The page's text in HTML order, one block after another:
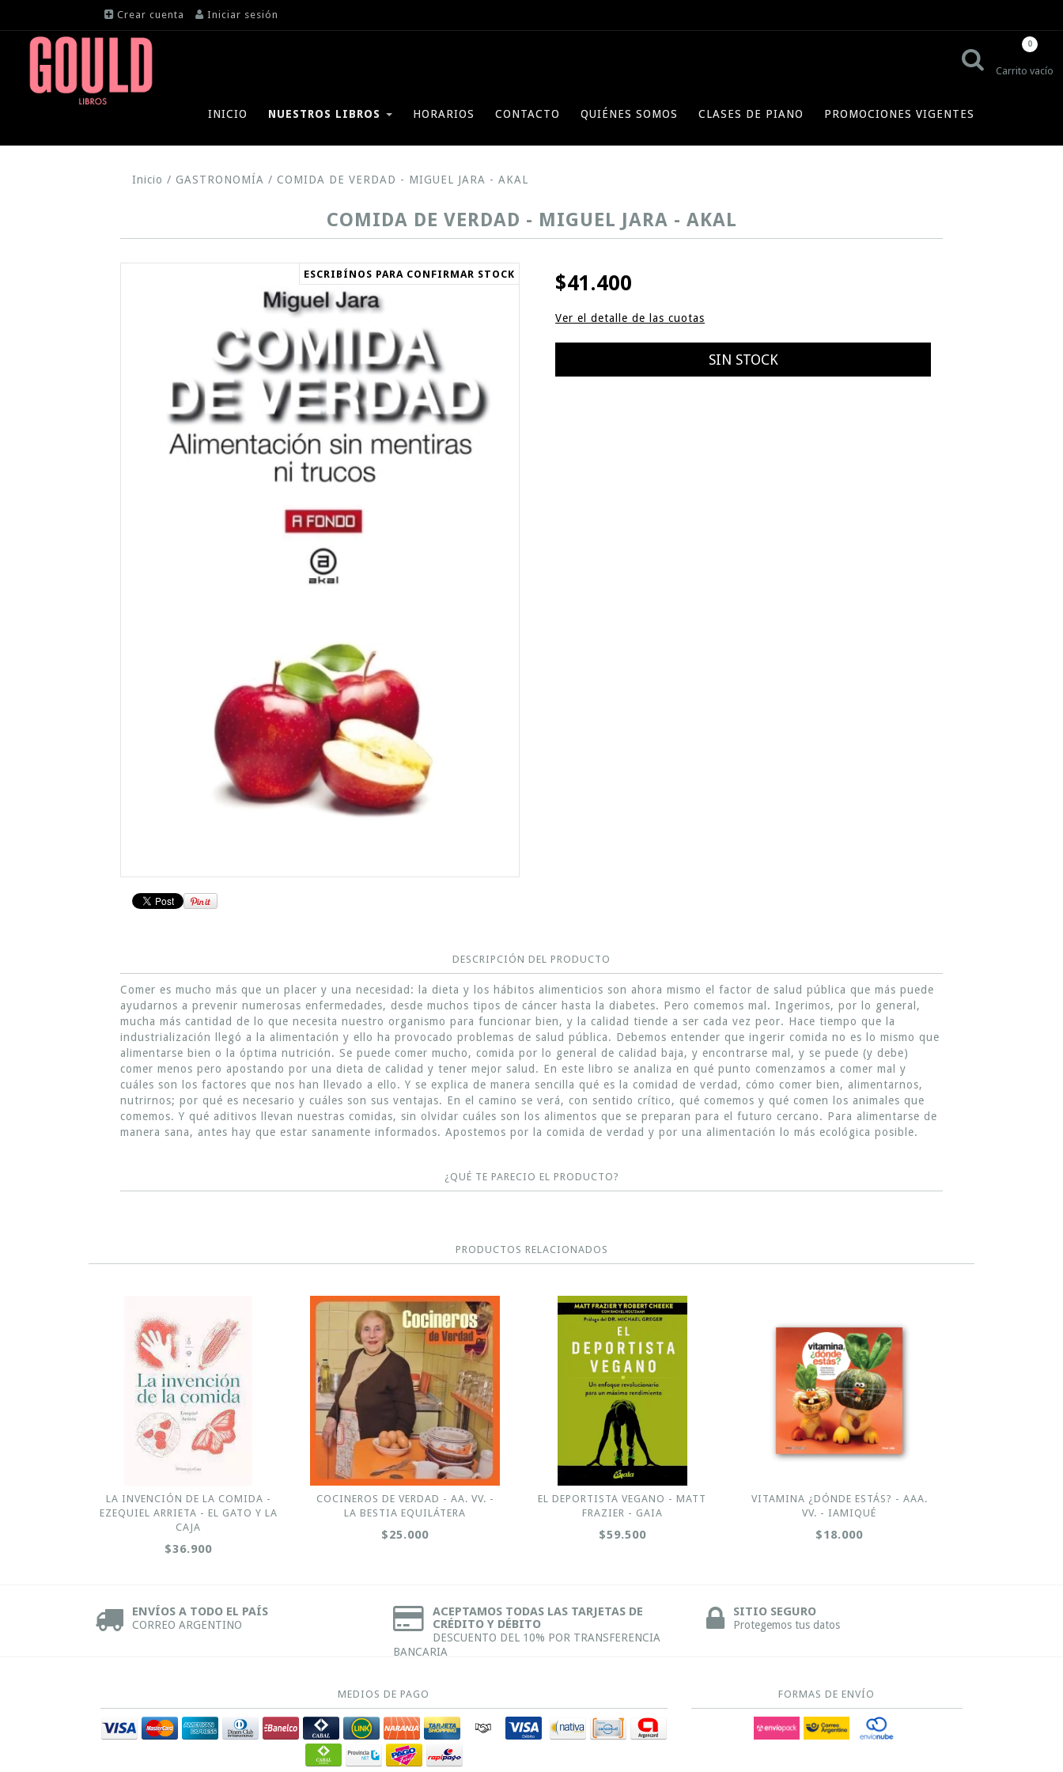
Crear cuenta Iniciar sesión
Carrito vacío
0
INICIO NUESTROS LIBROS HORARIOS CONTACTO QUIÉNES SOMOS CLASES DE PIANO PROMOCIONES VIGENTES
Inicio / GASTRONOMÍA / COMIDA DE VERDAD - MIGUEL JARA - AKAL
COMIDA DE VERDAD - MIGUEL JARA - AKAL
ESCRIBÍNOS PARA CONFIRMAR STOCK $41.400
Ver el detalle de las cuotas
DESCRIPCIÓN DEL PRODUCTO
Comer es mucho más que un placer y una necesidad: la dieta y los hábitos alimenticios son ahora mismo el factor de salud pública que más puede
ayudarnos a prevenir numerosas enfermedades, desde muchos tipos de cáncer hasta la diabetes. Pero comemos mal. Ingerimos, por lo general,
mucha más cantidad de lo que necesita nuestro organismo para funcionar bien, y la calidad tiende a ser cada vez peor. Hace tiempo que la
industrialización llegó a la alimentación y ello ha provocado problemas de salud pública. Debemos entender que ingerir comida no es lo mismo que
alimentarse bien o la óptima nutrición. Se puede comer mucho, comida por lo general de calidad baja, y encontrarse mal, y se puede (y debe)
comer menos pero apostando por una dieta de calidad y tener mejor salud. En este libro se analiza en qué punto comenzamos a comer mal y
cuáles son los factores que nos han llevado a ello. Y se explica de manera sencilla qué es la comidad de verdad, cómo comer bien, alimentarnos,
nutrirnos; por qué es necesario y cuáles son sus ventajas. En el camino se verá, con sentido crítico, qué comemos y qué comen los animales que
comemos. Y qué aditivos llevan nuestras comidas, sin olvidar cuáles son los alimentos que se preparan para el futuro cercano. Para alimentarse de
manera sana, antes hay que estar sanamente informados. Apostemos por la comida de verdad y por una alimentación lo más ecológica posible.
¿QUÉ TE PARECIO EL PRODUCTO?
PRODUCTOS RELACIONADOS
LA INVENCIÓN DE LA COMIDA -
EZEQUIEL ARRIETA - EL GATO Y LA
CAJA
$36.900
COCINEROS DE VERDAD - AA. VV. -
LA BESTIA EQUILÁTERA
$25.000
EL DEPORTISTA VEGANO - MATT
FRAZIER - GAIA
$59.500
VITAMINA ¿DÓNDE ESTÁS? - AAA.
VV. - IAMIQUÉ
$18.000
ENVÍOS A TODO EL PAÍS
CORREO ARGENTINO
ACEPTAMOS TODAS LAS TARJETAS DE
CRÉDITO Y DÉBITO
DESCUENTO DEL 10% POR TRANSFERENCIA
BANCARIA
SITIO SEGURO
Protegemos tus datos
MEDIOS DE PAGO FORMAS DE ENVÍO